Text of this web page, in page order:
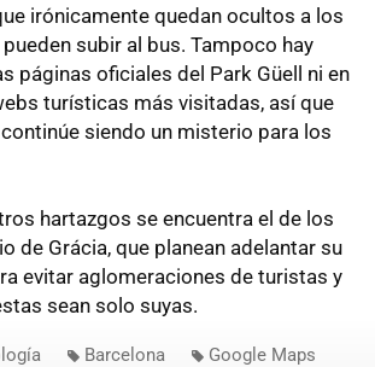
irónicamente quedan ocultos a los
subir al bus. Tampoco hay
páginas oficiales del Park Güell ni en
turísticas más visitadas, así que
siendo un misterio para los
hartazgos se encuentra el de los
de Grácia, que planean adelantar su
evitar aglomeraciones de turistas y
sean solo suyas.
Barcelona Google Maps